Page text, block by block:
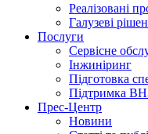
Реалізовані
Галузеві
Послуги
Сервісне
Інжиніринг
Підготовка
Підтримка
Прес-Центр
Новини